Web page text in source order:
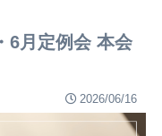
6月定例会 本会
2026/06/16